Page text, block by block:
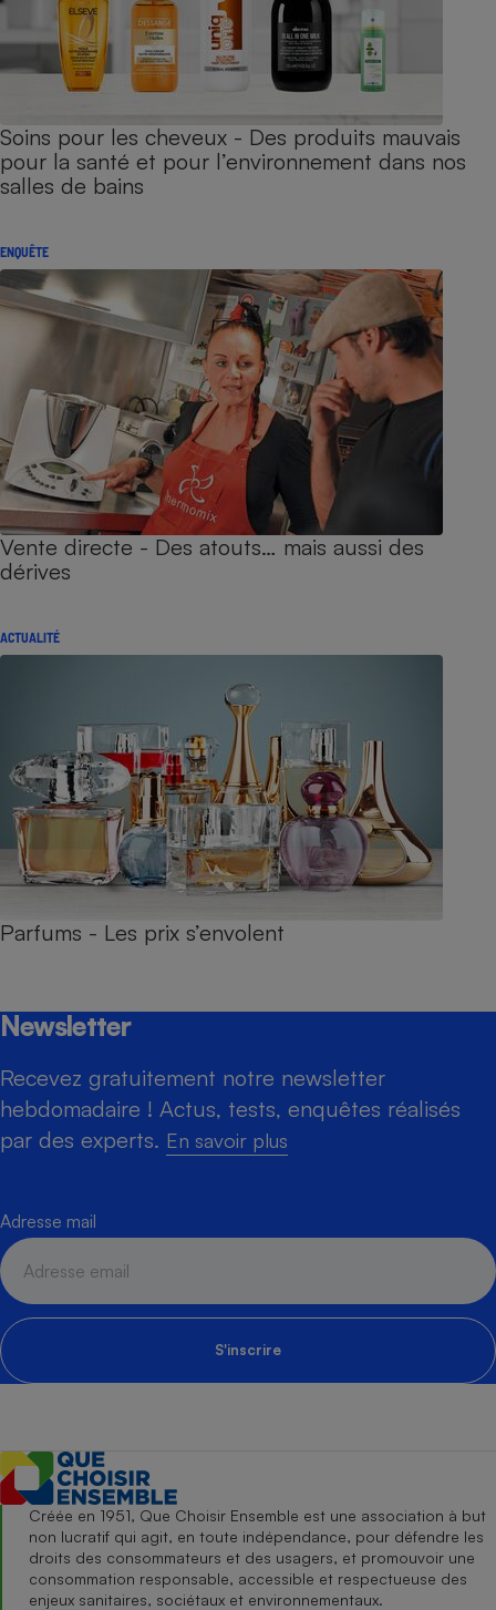
Soins pour les cheveux - Des produits mauvais
pour la santé et pour l’environnement dans nos
salles de bains
ENQUÊTE
Vente directe - Des atouts… mais aussi des
dérives
ACTUALITÉ
Parfums - Les prix s’envolent
Newsletter
Recevez gratuitement notre newsletter
hebdomadaire ! Actus, tests, enquêtes réalisés
par des experts. En savoir plus
Adresse mail
S'inscrire
Créée en 1951, Que Choisir Ensemble est une association à but
non lucratif qui agit, en toute indépendance, pour défendre les
droits des consommateurs et des usagers, et promouvoir une
consommation responsable, accessible et respectueuse des
enjeux sanitaires, sociétaux et environnementaux.